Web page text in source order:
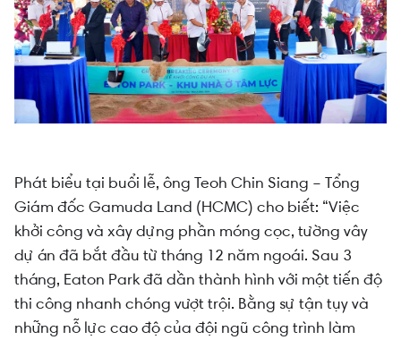
Phát biểu tại buổi lễ, ông Teoh Chin Siang – Tổng
Giám đốc Gamuda Land (HCMC) cho biết: “Việc
khởi công và xây dựng phần móng cọc, tường vây
dự án đã bắt đầu từ tháng 12 năm ngoái. Sau 3
tháng, Eaton Park đã dần thành hình với một tiến độ
thi công nhanh chóng vượt trội. Bằng sự tận tụy và
những nỗ lực cao độ của đội ngũ công trình làm